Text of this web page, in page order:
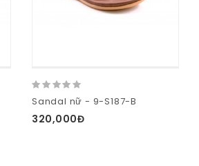
Sandal nữ - 9-S187-B
320,000Đ